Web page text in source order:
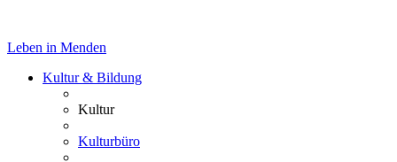
Leben in Menden
Kultur & Bildung
Kultur
Kulturbüro